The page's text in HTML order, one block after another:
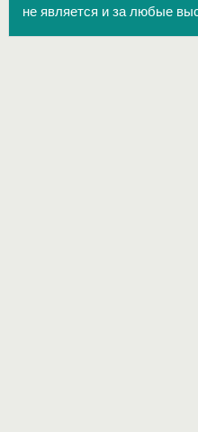
не является и за любые